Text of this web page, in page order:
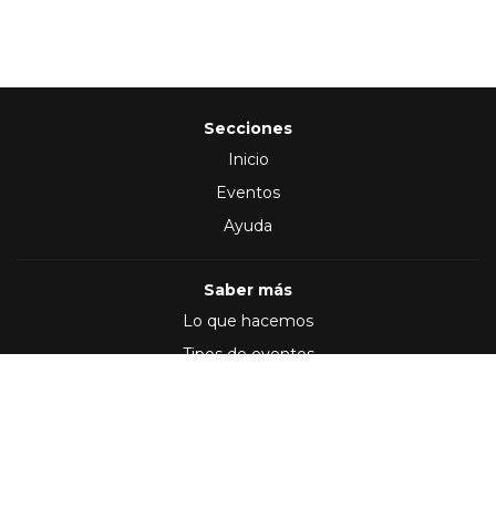
Secciones
Inicio
Eventos
Ayuda
Saber más
Lo que hacemos
Tipos de eventos